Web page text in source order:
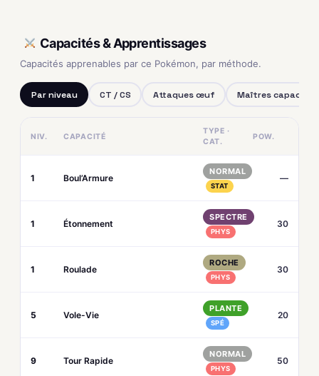
Capacités & Apprentissages
Capacités apprenables par ce Pokémon, par méthode.
Par niveau CT / CS Attaques œuf Maîtres capacités
NIV. CAPACITÉ
TYPE ·
CAT.
POW.
1 Boul’Armure
NORMAL
STAT
—
1 Étonnement
SPECTRE
PHYS
30
1 Roulade
ROCHE
PHYS
30
5 Vole-Vie
PLANTE
SPÉ
20
9 Tour Rapide
NORMAL
PHYS
50